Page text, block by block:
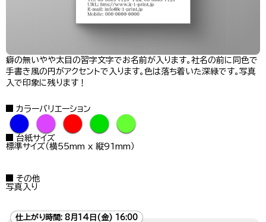
癖の無いやや太目の習字文字でお名前が入ります。社名の前に同色で
手書き風の円がアクセントで入ります。色は落ち着いた深緑です。写真
入で印象に残ります！
カラーバリエーション
● ● ● ● ●
台紙サイズ
標準サイズ（横55mm x 縦91mm）
その他
写真入り
仕上がり時間: 8月14日(金) 16:00